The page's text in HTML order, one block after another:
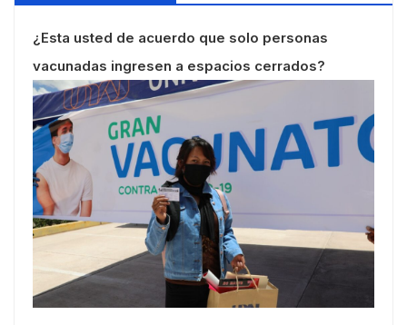
¿Esta usted de acuerdo que solo personas
vacunadas ingresen a espacios cerrados?